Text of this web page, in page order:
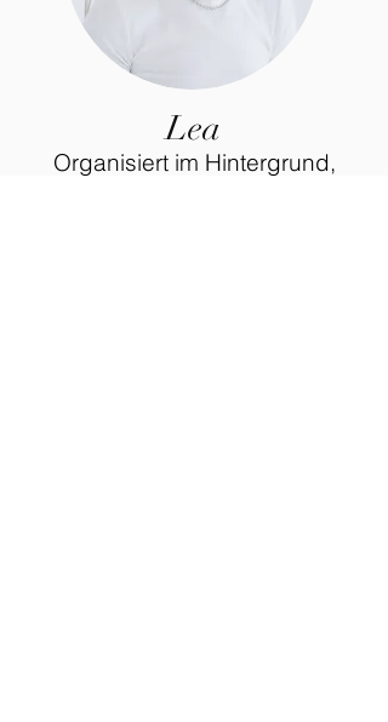
Lea
Organisiert im Hintergrund,